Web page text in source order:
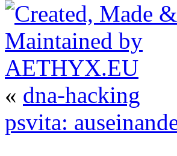
« dna-hacking
psvita: